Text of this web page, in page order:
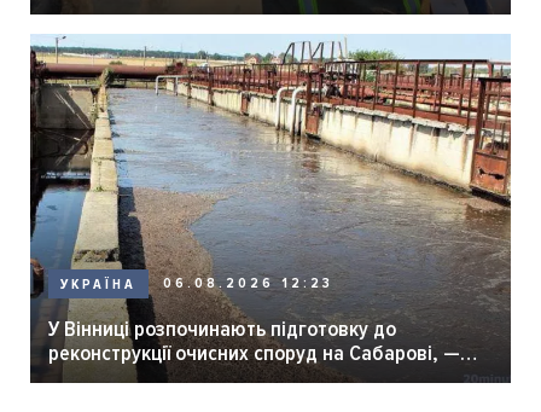
УКРАЇНА 06.08.2026 12:23
У Вінниці розпочинають підготовку до
реконструкції очисних споруд на Сабарові, —
мер Вінниці.